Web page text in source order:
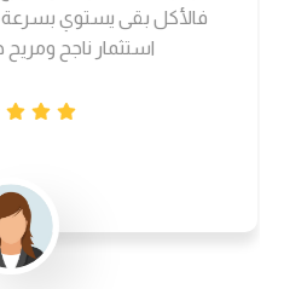
فالأكل بقى يستوي بسرعة
استثمار ناجح